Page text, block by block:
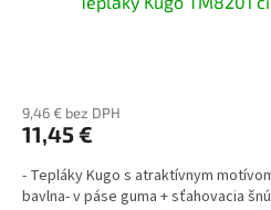
9,46 € bez DPH
11,45 €
- Tepláky Kugo s atraktívnym
bavlna- v páse guma + sťahovacia